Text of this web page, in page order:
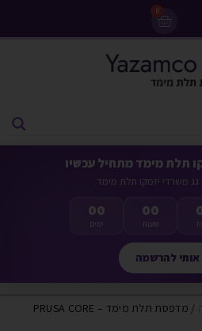
0
משרדי יזמקו תלת מימד
00
ימים
00
שעות
אותי להרשמה
/ מדפסת תלת מימד – PRUSA CORE